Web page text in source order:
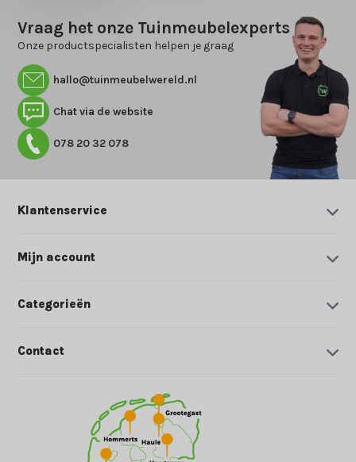
Vraag het onze Tuinmeubelexperts
Onze productspecialisten helpen je graag
hallo@tuinmeubelwereld.nl
Chat via de website
078 20 32 078
Klantenservice
Mijn account
Categorieën
Contact